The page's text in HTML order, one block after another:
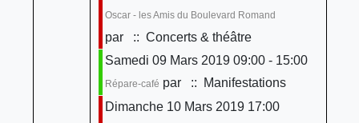
Oscar - les Amis du Boulevard Romand
par
:: Concerts & théâtre
Samedi 09 Mars 2019 09:00 - 15:00
Répare-café par
:: Manifestations
Dimanche 10 Mars 2019 17:00